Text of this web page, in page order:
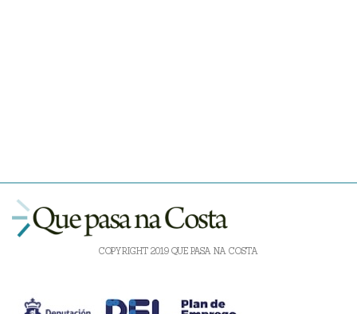
COPYRIGHT 2019 QUE PASA NA COSTA